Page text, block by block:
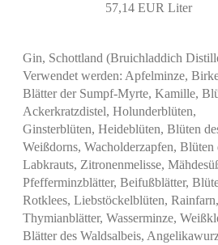
57,14 EUR Liter
Gin, Schottland (Bruichladdich
Verwendet werden: Apfelminze,
Blätter der Sumpf-Myrte, Kamille,
Ackerkratzdistel, Holunderblüten,
Ginsterblüten, Heideblüten, Blüten
Weißdorns, Wacholderzapfen, Blüten
Labkrauts, Zitronenmelisse,
Pfefferminzblätter, Beifußblätter,
Rotklees, Liebstöckelblüten, Rainfarn,
Thymianblätter, Wasserminze,
Blätter des Waldsalbeis,